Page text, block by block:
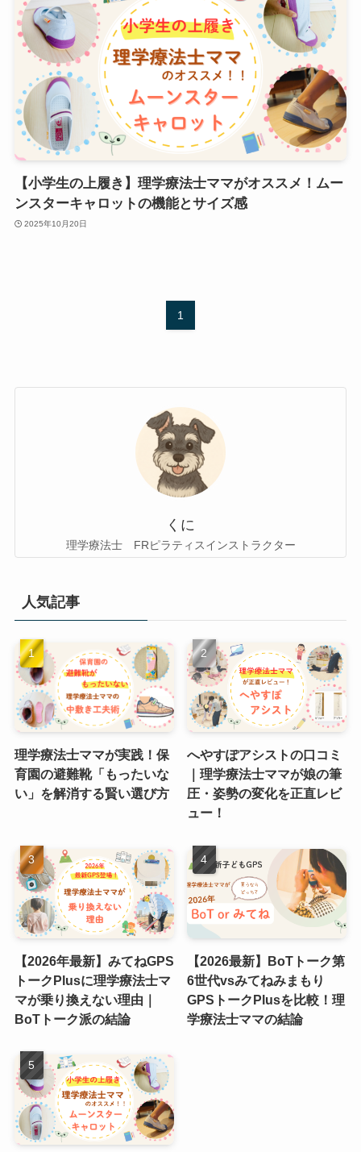
【小学生の上履き】理学療法士ママがオススメ！ムー
ンスターキャロットの機能とサイズ感
2025年10月20日
1
くに
理学療法士 FRピラティスインストラクター
人気記事
理学療法士ママが実践！保
育園の避難靴「もったいな
い」を解消する賢い選び方
へやすぽアシストの口コミ
｜理学療法士ママが娘の筆
圧・姿勢の変化を正直レビ
ュー！
【2026年最新】みてねGPS
トークPlusに理学療法士マ
マが乗り換えない理由｜
BoTトーク派の結論
【2026最新】BoTトーク第
6世代vsみてねみまもり
GPSトークPlusを比較！理
学療法士ママの結論